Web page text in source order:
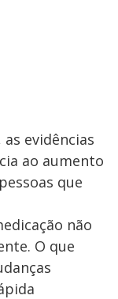
as evidências
ao aumento
que
não
O que